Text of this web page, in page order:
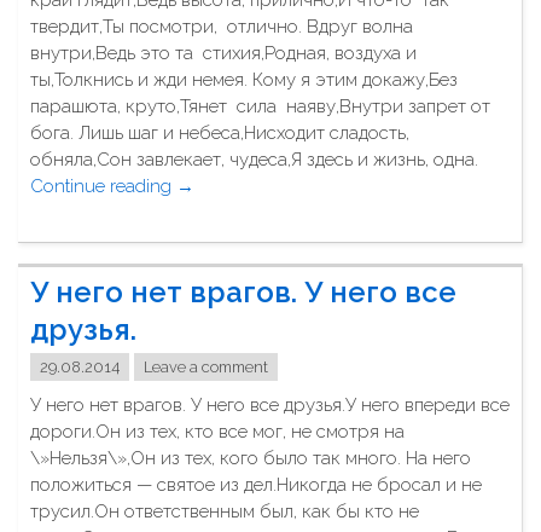
е
з
г
о
л
о
в
ы
твердит,Ты посмотри, отлично. Вдруг волна
внутри,Ведь это та стихия,Родная, воздуха и
ты,Толкнись и жди немея. Кому я этим докажу,Без
парашюта, круто,Тянет сила наяву,Внутри запрет от
бога. Лишь шаг и небеса,Нисходит сладость,
обняла,Сон завлекает, чудеса,Я здесь и жизнь, одна.
Continue reading "
а
с
т
е
н
и
е
м
и
→
У него нет врагов. У него все
друзья.
29.08.2014 Leave a comment
У него нет врагов. У него все друзья.У него впереди все
дороги.Он из тех, кто все мог, не смотря на
\»Нельзя\»,Он из тех, кого было так много. На него
положиться — святое из дел.Никогда не бросал и не
трусил.Он ответственным был, как бы кто не